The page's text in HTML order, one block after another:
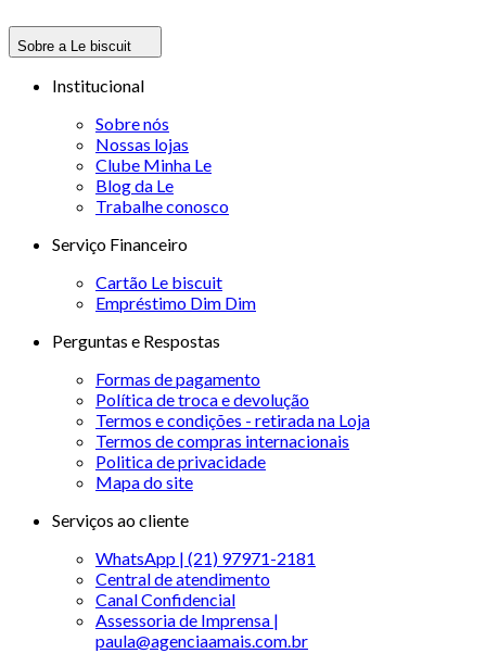
Sobre a Le biscuit
Institucional
Sobre nós
Nossas lojas
Clube Minha Le
Blog da Le
Trabalhe conosco
Serviço Financeiro
Cartão Le biscuit
Empréstimo Dim Dim
Perguntas e Respostas
Formas de pagamento
Política de troca e devolução
Termos e condições - retirada na Loja
Termos de compras internacionais
Politica de privacidade
Mapa do site
Serviços ao cliente
WhatsApp | (21) 97971-2181
Central de atendimento
Canal Confidencial
Assessoria de Imprensa |
paula@agenciaamais.com.br